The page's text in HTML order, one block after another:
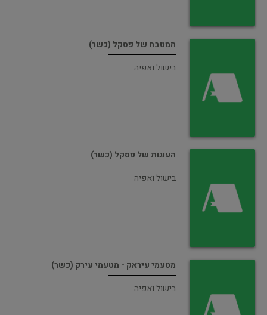
המטבח של פסקל (כשר)
בישול ואפיה
העוגות של פסקל (כשר)
בישול ואפיה
מטעמי עיראק - מטעמי עירק (כשר)
בישול ואפיה